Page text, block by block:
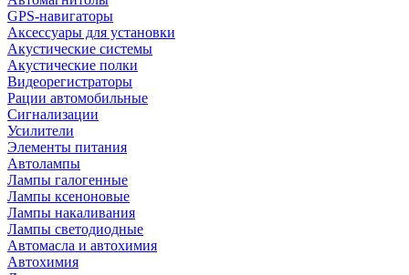
GPS-навигаторы
Аксессуары для установки
Акустические системы
Акустические полки
Видеорегистраторы
Рации автомобильные
Сигнализации
Усилители
Элементы питания
Автолампы
Лампы галогенные
Лампы ксеноновые
Лампы накаливания
Лампы светодиодные
Автомасла и автохимия
Автохимия